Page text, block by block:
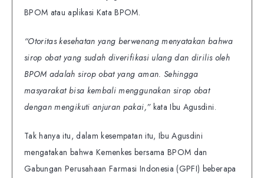
BPOM atau aplikasi Kata BPOM.
“Otoritas kesehatan yang berwenang menyatakan bahwa
sirop obat yang sudah diverifikasi ulang dan dirilis oleh
BPOM adalah sirop obat yang aman. Sehingga
masyarakat bisa kembali menggunakan sirop obat
dengan mengikuti anjuran pakai,” kata Ibu Agusdini.
Tak hanya itu, dalam kesempatan itu, Ibu Agusdini
mengatakan bahwa Kemenkes bersama BPOM dan
Gabungan Perusahaan Farmasi Indonesia (GPFI) beberapa